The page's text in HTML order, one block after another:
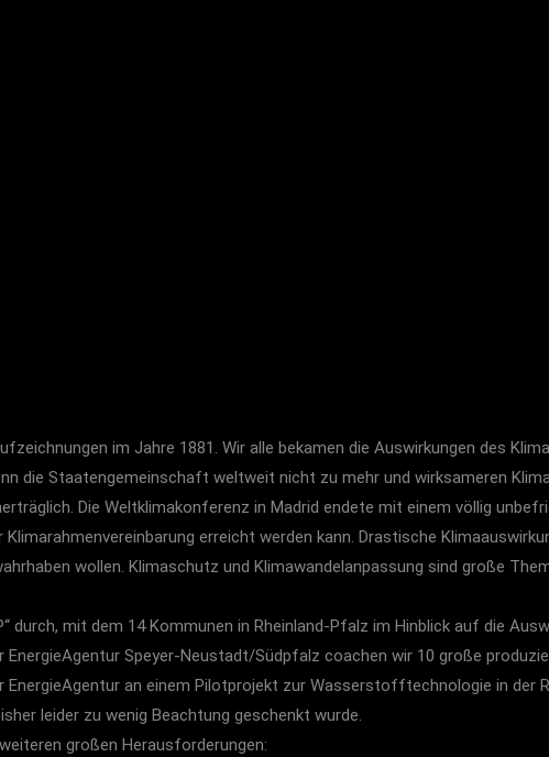
im Jahre 1881. Wir alle bekamen die Auswirkungen des
die Staatengemeinschaft weltweit nicht zu mehr und wirksameren
Die Weltklimakonferenz in Madrid endete mit einem völlig
erreicht werden kann. Drastische
wollen. Klimaschutz und Klimawandelanpassung sind große
durch, mit dem 14 Kommunen in Rheinland-Pfalz im Hinblick auf die
EnergieAgentur Speyer-Neustadt/Südpfalz coachen wir 10 große
an einem Pilotprojekt zur Wasserstofftechnologie in der
leider zu wenig Beachtung geschenkt wurde.
großen Herausforderungen: